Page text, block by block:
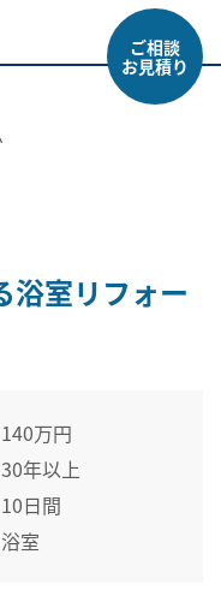
ご相談
お見積り
浴室リフォー
140万円
30年以上
10日間
浴室